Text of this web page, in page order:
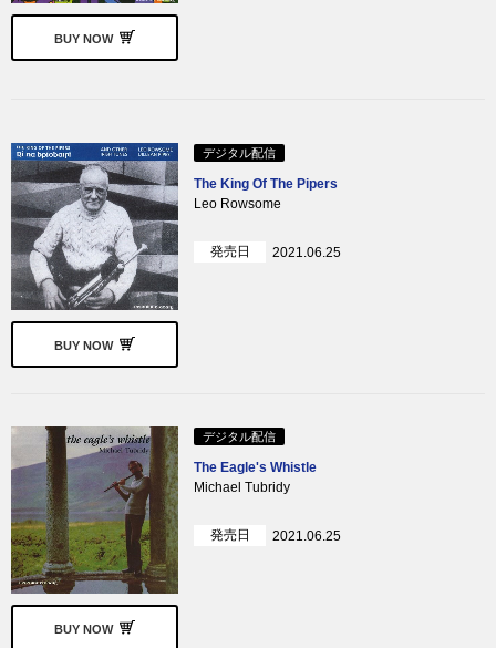
BUY NOW
BUY NOW
デジタル配信
The King Of The Pipers
Leo Rowsome
発売日 2021.06.25
BUY NOW
デジタル配信
The Eagle's Whistle
Michael Tubridy
発売日 2021.06.25